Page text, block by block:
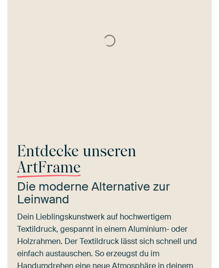
Entdecke unseren
ArtFrame
Die moderne Alternative zur
Leinwand
Dein Lieblingskunstwerk auf hochwertigem
Textildruck, gespannt in einem Aluminium- oder
Holzrahmen. Der Textildruck lässt sich schnell und
einfach austauschen. So erzeugst du im